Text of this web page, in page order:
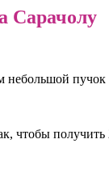
Сарачолу
небольшой
чтобы